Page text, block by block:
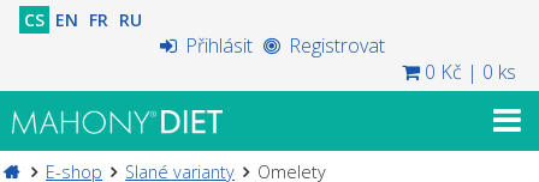
CS EN FR RU
Přihlásit
Registrovat
0 Kč | 0 ks
E-shop Slané varianty Omelety